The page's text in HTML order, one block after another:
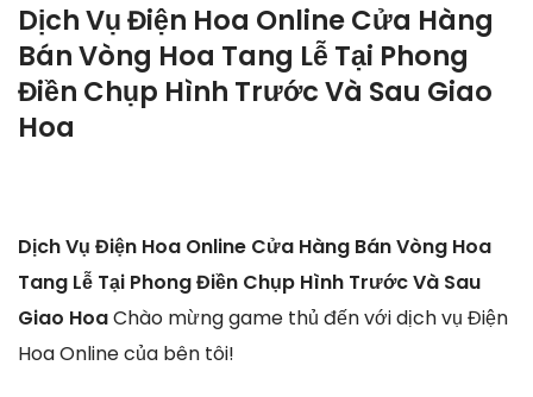
Dịch Vụ Điện Hoa Online Cửa Hàng
Bán Vòng Hoa Tang Lễ Tại Phong
Điền Chụp Hình Trước Và Sau Giao
Hoa
Dịch Vụ Điện Hoa Online Cửa Hàng Bán Vòng Hoa
Tang Lễ Tại Phong Điền Chụp Hình Trước Và Sau
Giao HoaChào mừng game thủ đến với dịch vụ Điện
Hoa Online của bên tôi!